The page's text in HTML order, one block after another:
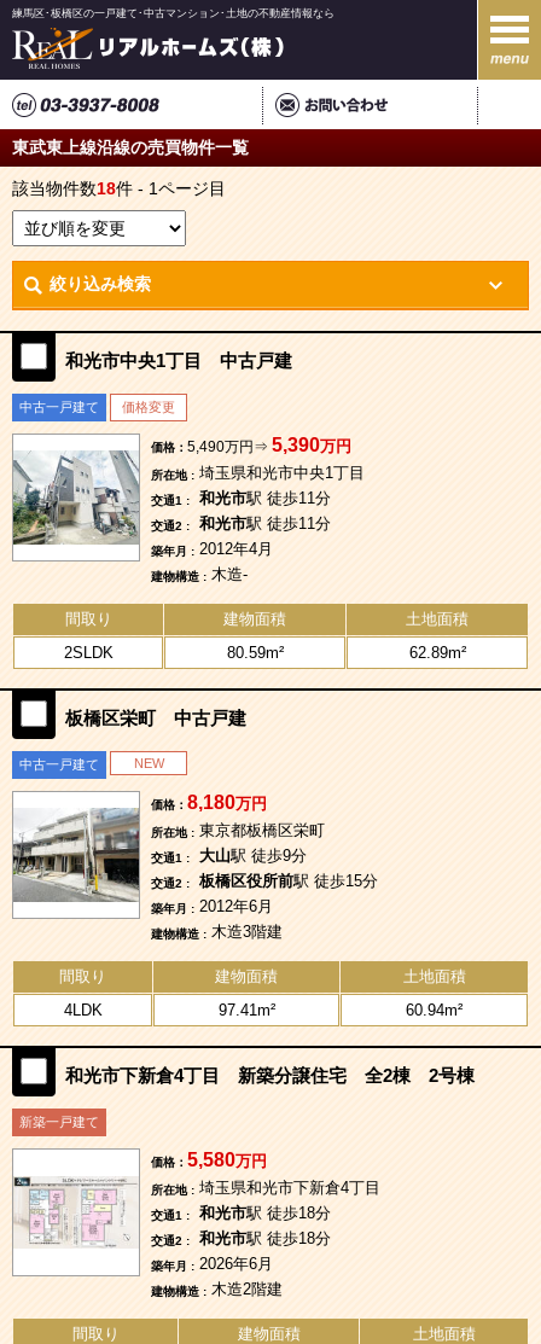
練馬区･板橋区の一戸建て･中古マンション･土地の不動産情報なら
東武東上線沿線の売買物件一覧
該当物件数18件 - 1ページ目
絞り込み検索
和光市中央1丁目 中古戸建
中古一戸建て 価格変更
価格： 5,490万円⇒ 5,390万円
所在地 : 埼玉県和光市中央1丁目
交通1 : 和光市駅 徒歩11分
交通2 : 和光市駅 徒歩11分
築年月 : 2012年4月
建物構造 : 木造-
間取り 建物面積
土地面積
2SLDK
80.59m² 62.89m²
板橋区栄町 中古戸建
中古一戸建て NEW
価格： 8,180万円
所在地 : 東京都板橋区栄町
交通1 : 大山駅 徒歩9分
交通2 : 板橋区役所前駅 徒歩15分
築年月 : 2012年6月
建物構造 : 木造3階建
間取り 建物面積
土地面積
4LDK
97.41m² 60.94m²
和光市下新倉4丁目 新築分譲住宅 全2棟 2号棟
新築一戸建て
価格： 5,580万円
所在地 : 埼玉県和光市下新倉4丁目
交通1 : 和光市駅 徒歩18分
交通2 : 和光市駅 徒歩18分
築年月 : 2026年6月
建物構造 : 木造2階建
間取り 建物面積
土地面積